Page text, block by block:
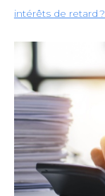
intérêts de retard ?